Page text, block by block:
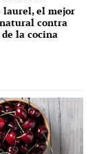
laurel, el mejor
contra
la cocina